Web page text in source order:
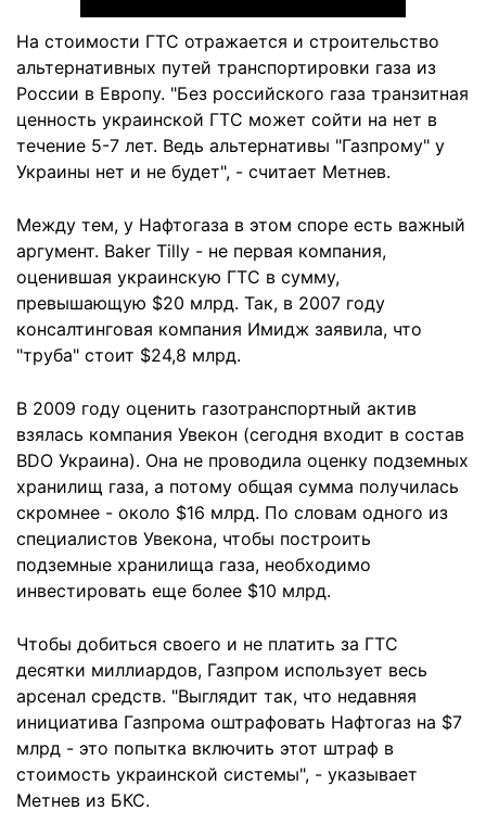
На стоимости ГТС отражается и строительство
альтернативных путей транспортировки газа из
России в Европу. "Без российского газа транзитная
ценность украинской ГТС может сойти на нет в
течение 5-7 лет. Ведь альтернативы "Газпрому" у
Украины нет и не будет", - считает Метнев.
Между тем, у Нафтогаза в этом споре есть важный
аргумент. Baker Tilly - не первая компания,
оценившая украинскую ГТС в сумму,
превышающую $20 млрд. Так, в 2007 году
консалтинговая компания Имидж заявила, что
"труба" стоит $24,8 млрд.
В 2009 году оценить газотранспортный актив
взялась компания Увекон (сегодня входит в состав
BDO Украина). Она не проводила оценку подземных
хранилищ газа, а потому общая сумма получилась
скромнее - около $16 млрд. По словам одного из
специалистов Увекона, чтобы построить
подземные хранилища газа, необходимо
инвестировать еще более $10 млрд.
Чтобы добиться своего и не платить за ГТС
десятки миллиардов, Газпром использует весь
арсенал средств. "Выглядит так, что недавняя
инициатива Газпрома оштрафовать Нафтогаз на $7
млрд - это попытка включить этот штраф в
стоимость украинской системы", - указывает
Метнев из БКС.